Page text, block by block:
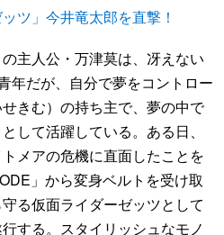
ツ」今井竜太郎を直撃！
主人公・万津莫は、冴えない
年だが、自分で夢をコントロー
きむ）の持ち主で、夢の中で
して活躍している。ある日、
メアの危機に直面したことを
」から変身ベルトを受け取
る仮面ライダーゼッツとして
する。スタイリッシュなモノ